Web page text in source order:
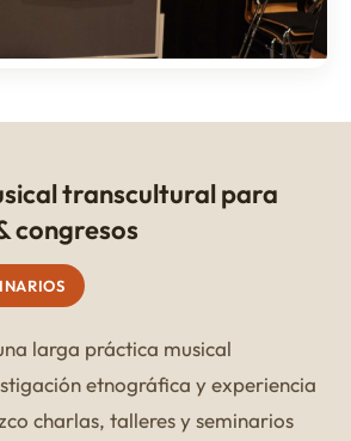
transcultural para
congresos
larga práctica musical
etnográfica y experiencia
charlas, talleres y seminarios